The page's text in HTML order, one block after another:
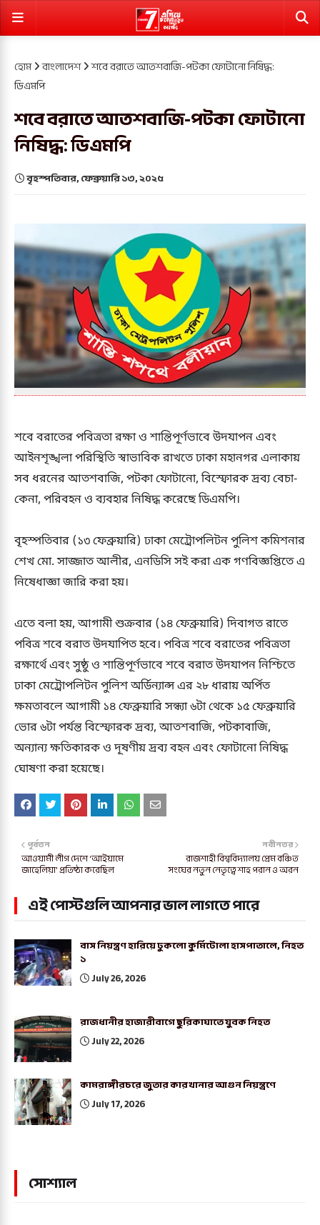
হোম বাংলাদেশ শবে বরাতে আতশবাজি-পটকা ফোটানো নিষিদ্ধ:
ডিএমপি
শবে বরাতে আতশবাজি-পটকা ফোটানো
নিষিদ্ধ: ডিএমপি
বৃহস্পতিবার, ফেব্রুয়ারি ১৩, ২০২৫
শবে বরাতের পবিত্রতা রক্ষা ও শান্তিপূর্ণভাবে উদযাপন এবং
আইনশৃঙ্খলা পরিস্থিতি স্বাভাবিক রাখতে ঢাকা মহানগর এলাকায়
সব ধরনের আতশবাজি, পটকা ফোটানো, বিস্ফোরক দ্রব্য বেচা-
কেনা, পরিবহন ও ব্যবহার নিষিদ্ধ করেছে ডিএমপি।
বৃহস্পতিবার (১৩ ফেব্রুয়ারি) ঢাকা মেট্রোপলিটন পুলিশ কমিশনার
শেখ মো. সাজ্জাত আলীর, এনডিসি সই করা এক গণবিজ্ঞপ্তিতে এ
নিষেধাজ্ঞা জারি করা হয়।
এতে বলা হয়, আগামী শুক্রবার (১৪ ফেব্রুয়ারি) দিবাগত রাতে
পবিত্র শবে বরাত উদযাপিত হবে। পবিত্র শবে বরাতের পবিত্রতা
রক্ষার্থে এবং সুষ্ঠু ও শান্তিপূর্ণভাবে শবে বরাত উদযাপন নিশ্চিতে
ঢাকা মেট্রোপলিটন পুলিশ অর্ডিন্যান্স এর ২৮ ধারায় অর্পিত
ক্ষমতাবলে আগামী ১৪ ফেব্রুয়ারি সন্ধ্যা ৬টা থেকে ১৫ ফেব্রুয়ারি
ভোর ৬টা পর্যন্ত বিস্ফোরক দ্রব্য, আতশবাজি, পটকাবাজি,
অন্যান্য ক্ষতিকারক ও দূষণীয় দ্রব্য বহন এবং ফোটানো নিষিদ্ধ
ঘোষণা করা হয়েছে।
নবীনতর
রাজশাহী বিশ্ববিদ্যালয় প্রেম বঞ্চিত
সংঘের নতুন নেতৃত্বে শাহ পরান ও অরন
পূর্বতন
আওয়ামী লীগ দেশে ‘আইয়ামে
জাহেলিয়া’ প্রতিষ্ঠা করেছিল
এই পোস্টগুলি আপনার ভাল লাগতে পারে
বাস নিয়ন্ত্রণ হারিয়ে ঢুকলো কুর্মিটোলা হাসপাতালে, নিহত
১
July 26, 2026
রাজধানীর হাজারীবাগে ছুরিকাঘাতে যুবক নিহত
July 22, 2026
কামরাঙ্গীরচরে জুতার কারখানার আগুন নিয়ন্ত্রণে
July 17, 2026
সোশ্যাল